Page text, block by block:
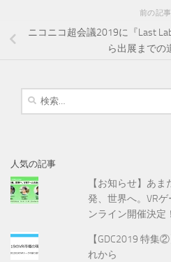
前の記事
ニコニコ超会議2019に『Last
ら出展までの
検
人気の記事
【お知らせ】あ
発、世界へ。VR
ンライン開催決定！
【GDC2019 特集
れから